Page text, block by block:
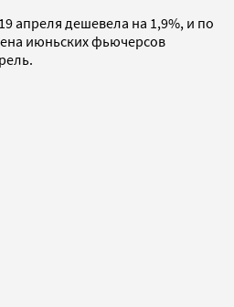
апреля дешевела на 1,9%, и по
июньских фьючерсов